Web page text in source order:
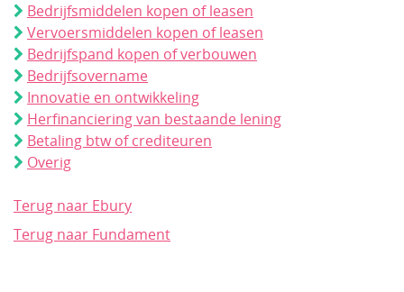
Bedrijfsmiddelen kopen of leasen
Vervoersmiddelen kopen of leasen
Bedrijfspand kopen of verbouwen
Bedrijfsovername
Innovatie en ontwikkeling
Herfinanciering van bestaande lening
Betaling btw of crediteuren
Overig
Terug naar Ebury
Terug naar Fundament